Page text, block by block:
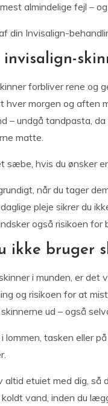
almindelige fejl –
din Invisalign-
forbliver rene og
hver morgen og aften
– undgå tandpasta,
matte.
sæbe, hvis du ønsker
når du tager
pleje sikrer du
også risikoen
ikke bruger
i munden, er
og risikoen for at
ud – også
tasken eller
altid etuiet med dig,
vand, inden du